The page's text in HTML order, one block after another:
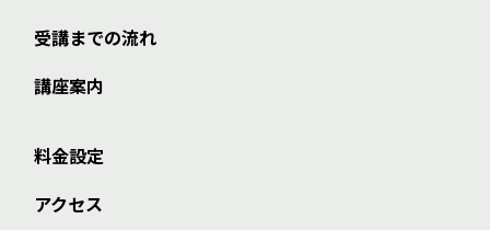
受講までの流れ
講座案内
料金設定
アクセス